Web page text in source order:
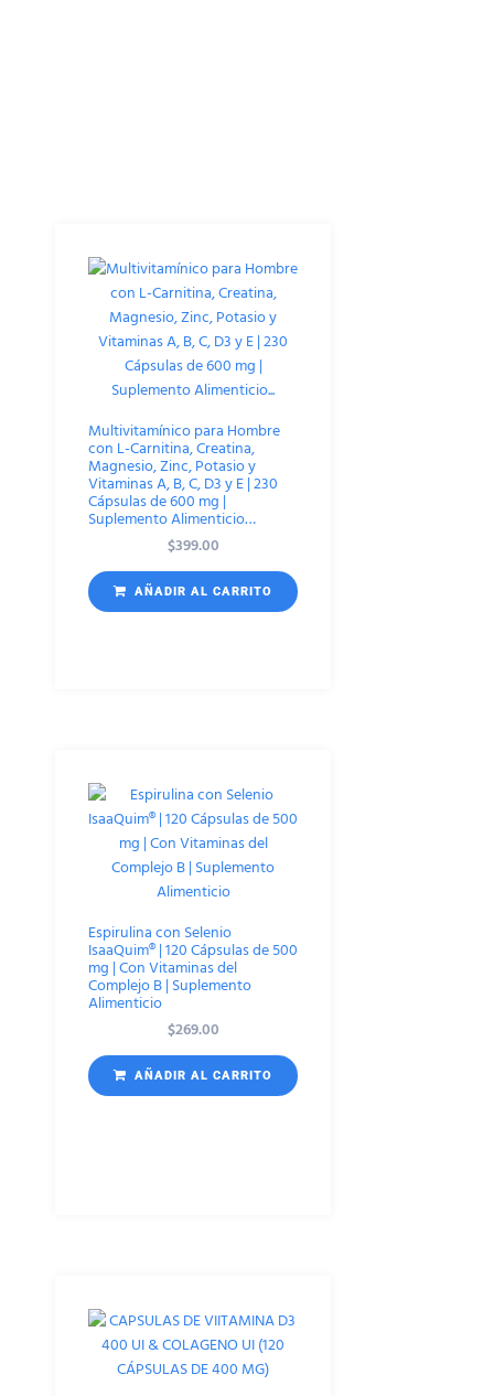
Multivitamínico para Hombre
con L-Carnitina, Creatina,
Magnesio, Zinc, Potasio y
Vitaminas A, B, C, D3 y E | 230
Cápsulas de 600 mg |
Suplemento Alimenticio…
$399.00
AÑADIR AL CARRITO
Espirulina con Selenio
IsaaQuim® | 120 Cápsulas de 500
mg | Con Vitaminas del
Complejo B | Suplemento
Alimenticio
$269.00
AÑADIR AL CARRITO